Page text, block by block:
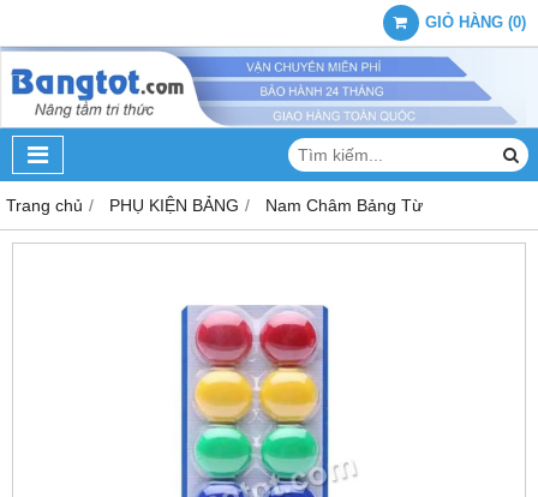
GIỎ HÀNG (0)
Trang chủ PHỤ KIỆN BẢNG Nam Châm Bảng Từ